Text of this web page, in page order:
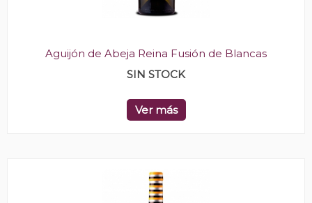
Aguijón de Abeja Reina Fusión de Blancas
SIN STOCK
Ver más